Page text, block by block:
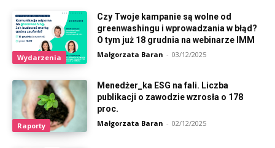
Wydarzenia
Czy Twoje kampanie są wolne od
greenwashingu i wprowadzania w błąd?
O tym już 18 grudnia na webinarze IMM
Małgorzata Baran - 03/12/2025
Raporty
Menedżer_ka ESG na fali. Liczba
publikacji o zawodzie wzrosła o 178
proc.
Małgorzata Baran - 02/12/2025